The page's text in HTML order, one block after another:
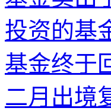
投资的基
基金终于
二月出境